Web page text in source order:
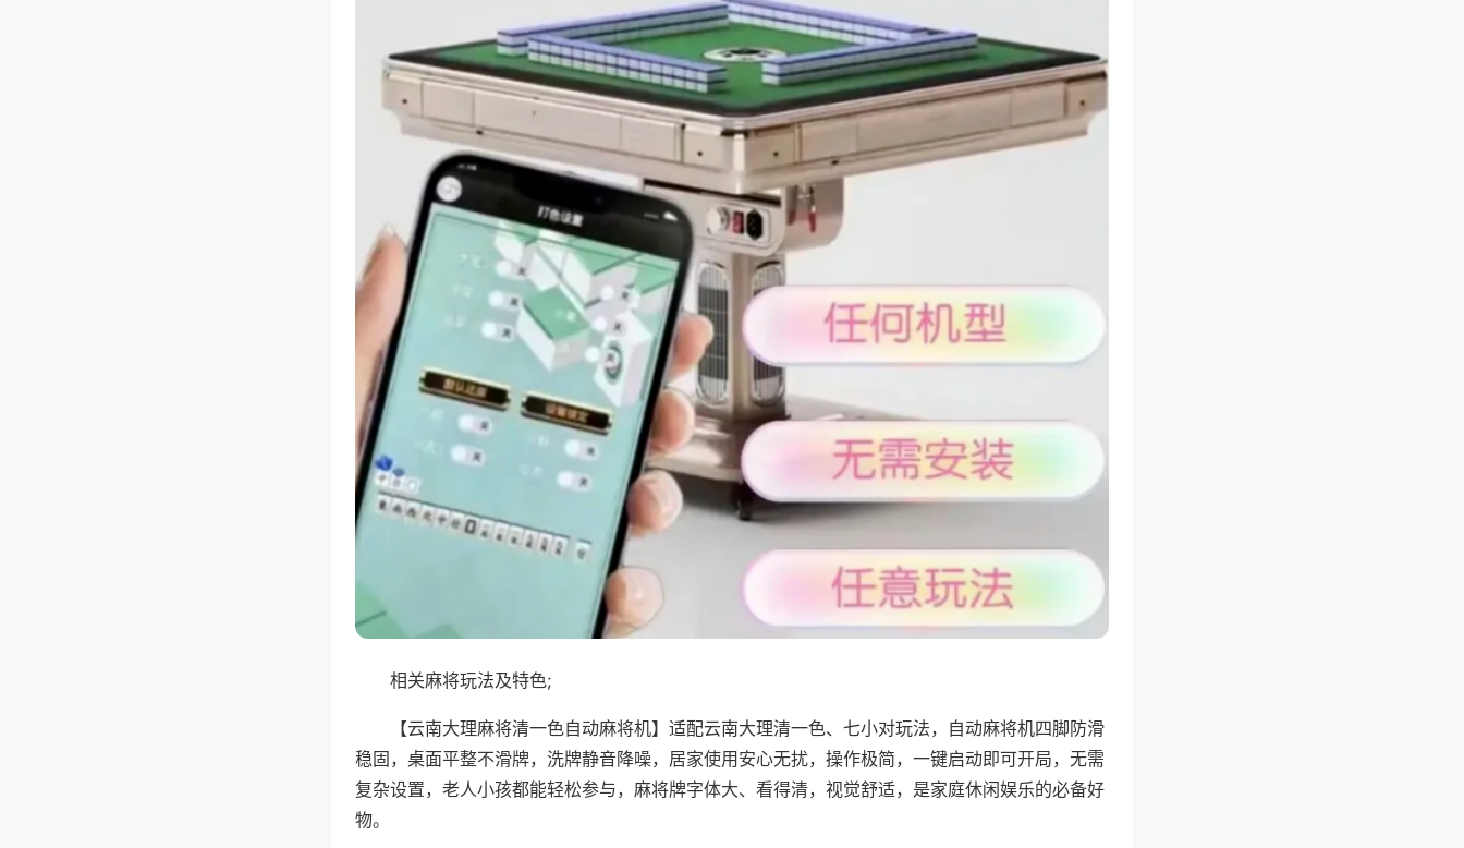
相关麻将玩法及特色;
【云南大理麻将清一色自动麻将机】适配云南大理清一色、七小对玩法，自动麻将机四脚防滑
稳固，桌面平整不滑牌，洗牌静音降噪，居家使用安心无扰，操作极简，一键启动即可开局，无需
复杂设置，老人小孩都能轻松参与，麻将牌字体大、看得清，视觉舒适，是家庭休闲娱乐的必备好
物。